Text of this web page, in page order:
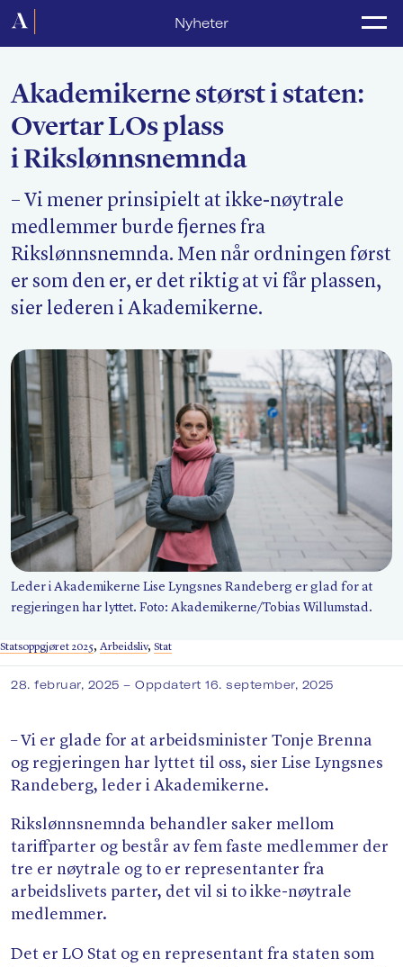
Nyheter
Forside
Lønnsoppgjør
Medlemsforeninger
For media
Akademikerne Pluss
Nyheter
Om Akademikerne
Søk
Akademikerne størst i staten:
Overtar LOs plass
i Rikslønnsnemnda
– Vi mener prinsipielt at ikke-nøytrale
medlemmer burde fjernes fra
Rikslønnsnemnda. Men når ordningen først
er som den er, er det riktig at vi får plassen,
sier lederen i Akademikerne.
Leder i Akademikerne Lise Lyngsnes Randeberg er glad for at
regjeringen har lyttet. Foto: Akademikerne/​Tobias Willumstad.
Statsoppgjøret 2025, Arbeidsliv, Stat
28. februar, 2025– Oppdatert 16. september, 2025
– Vi er glade for at arbeidsminister Tonje Brenna
og regjeringen har lyttet til oss, sier Lise Lyngsnes
Randeberg, leder i Akademikerne.
Rikslønnsnemnda behandler saker mellom
tariffparter og består av fem faste medlemmer der
tre er nøytrale og to er representanter fra
arbeidslivets parter, det vil si to ikke-nøytrale
medlemmer.
Det er LO Stat og en representant fra staten som